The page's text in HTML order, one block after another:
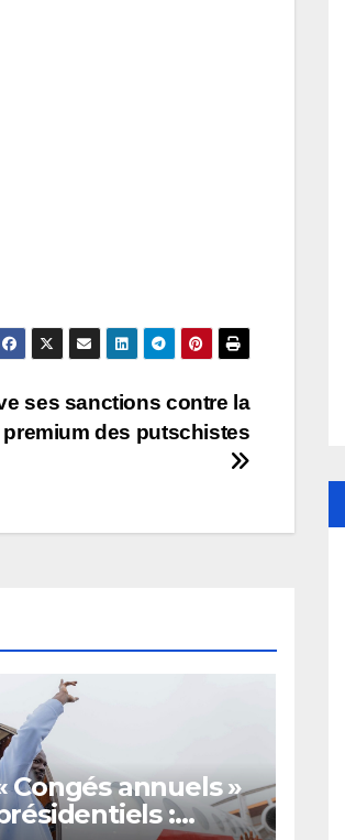
ses sanctions contre la
des putschistes
Congés annuels »
: